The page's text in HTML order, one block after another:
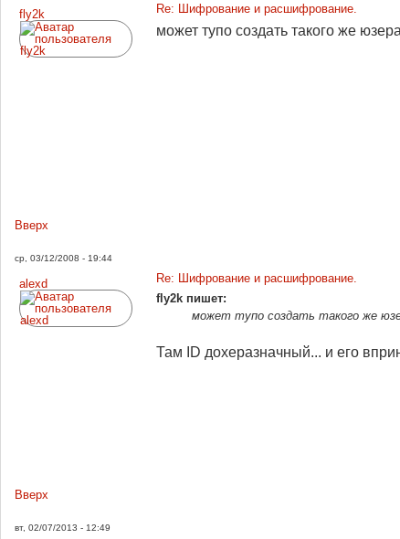
fly2k
Re: Шифрование и расшифрование.
может тупо создать такого же
Вверх
ср, 03/12/2008 - 19:44
alexd
Re: Шифрование и расшифрование.
fly2k пишет:
может тупо создать такого же
Там ID дохеразначный... и его
Вверх
вт, 02/07/2013 - 12:49